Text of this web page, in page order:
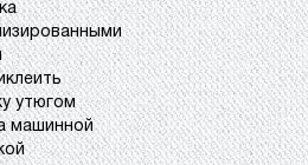
утюгом
машинной